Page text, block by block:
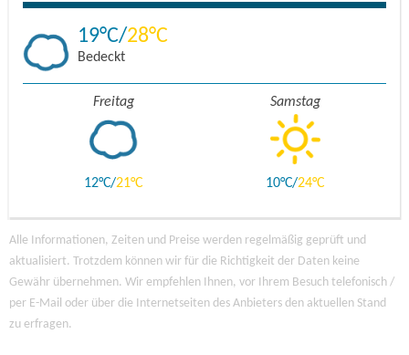
19 28
Bedeckt
Freitag
12 21
Samstag
10 24
Alle Informationen, Zeiten und Preise werden regelmäßig geprüft und
aktualisiert. Trotzdem können wir für die Richtigkeit der Daten keine
Gewähr übernehmen. Wir empfehlen Ihnen, vor Ihrem Besuch telefonisch /
per E-Mail oder über die Internetseiten des Anbieters den aktuellen Stand
zu erfragen.